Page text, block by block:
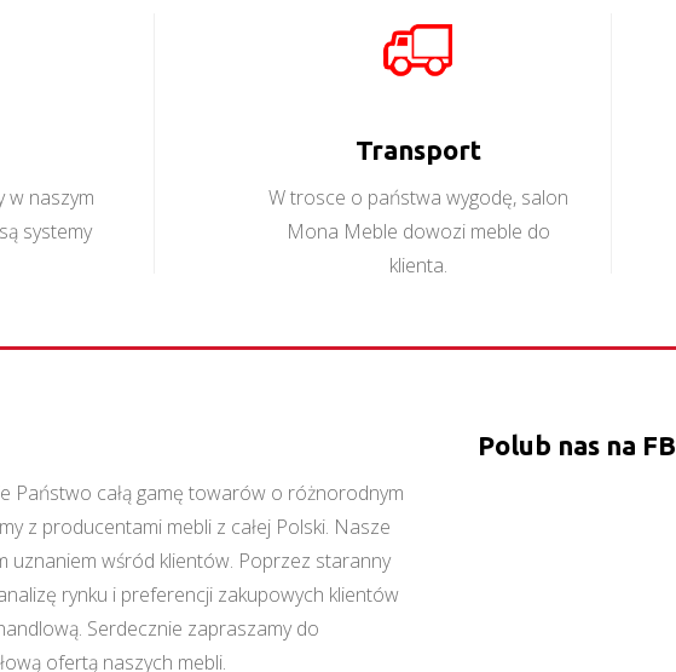
w naszym
systemy
Transport
W trosce o państwa wygodę, salon
Mona Meble dowozi meble do
klienta.
Państwo całą gamę towarów o różnorodnym
z producentami mebli z całej Polski. Nasze
uznaniem wśród klientów. Poprzez staranny
rynku i preferencji zakupowych klientów
Serdecznie zapraszamy do
ofertą naszych mebli.
Polub nas na FB